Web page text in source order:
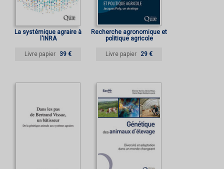
La systémique agraire à
l'INRA
Livre papier 39 €
Recherche agronomique et
politique agricole
Livre papier 29 €